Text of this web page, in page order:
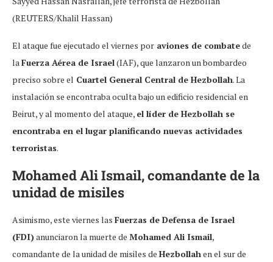
(REUTERS/Khalil Hassan)
El ataque fue ejecutado el viernes por aviones de combatede
laFuerza Aérea de Israel(IAF), que lanzaron un bombardeo
preciso sobre el Cuartel General Central de Hezbollah. La
instalación se encontraba oculta bajo un edificio residencial en
Beirut, y al momento del ataque, el líder de Hezbollah se
encontraba en el lugar planificando nuevas actividades
terroristas.
Mohamed Ali Ismail, comandante de la
unidad de misiles
Asimismo, este viernes las Fuerzas de Defensa de Israel
(FDI)anunciaron la muerte de Mohamed Ali Ismail,
comandante de la unidad de misiles de Hezbollahen el sur de